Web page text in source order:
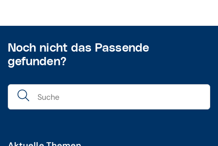
Noch nicht das Passende
gefunden?